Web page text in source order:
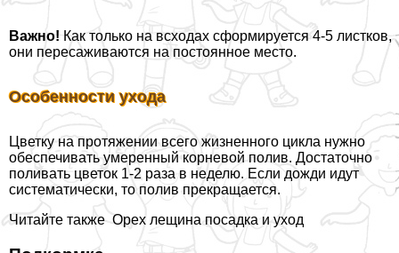
Важно!Как только на всходах сформируется 4-5 листков,
они пересаживаются на постоянное место.
Особенности ухода
Цветку на протяжении всего жизненного цикла нужно
обеспечивать умеренный корневой полив. Достаточно
поливать цветок 1-2 раза в неделю. Если дожди идут
систематически, то полив прекращается.
Читайте также Орех лещина посадка и уход